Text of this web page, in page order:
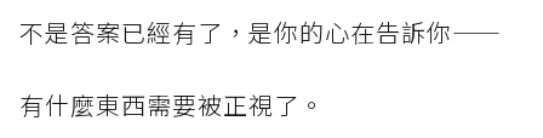
不是答案已經有了，是你的心在告訴你——
有什麼東西需要被正視了。